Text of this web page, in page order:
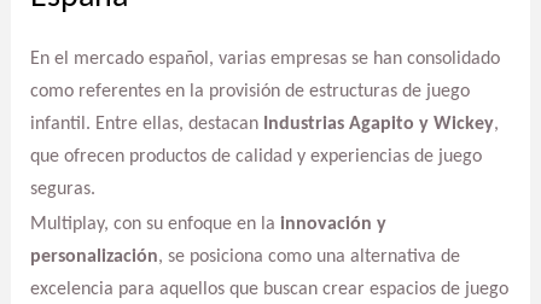
En el mercado español, varias empresas se han consolidado
como referentes en la provisión de estructuras de juego
infantil. Entre ellas, destacan Industrias Agapito y Wickey,
que ofrecen productos de calidad y experiencias de juego
seguras.
Multiplay, con su enfoque en la innovación y
personalización, se posiciona como una alternativa de
excelencia para aquellos que buscan crear espacios de juego